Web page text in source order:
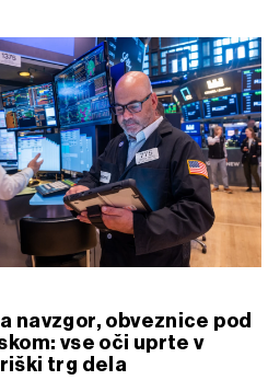
navzgor, obveznice pod
vse oči uprte v
trg dela